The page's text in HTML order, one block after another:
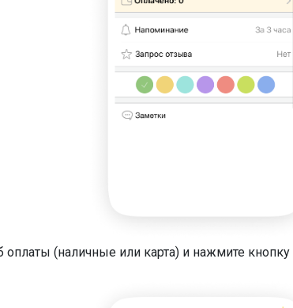
оплаты (наличные или карта) и нажмите кнопку